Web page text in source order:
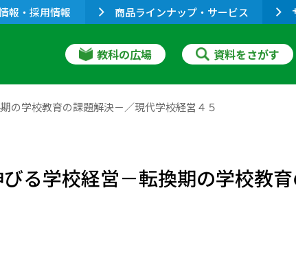
報・採用情報 商品ラインナップ・サービス
教科の広場 資料をさがす
の学校教育の課題解決－／現代学校経営４５
る学校経営－転換期の学校教